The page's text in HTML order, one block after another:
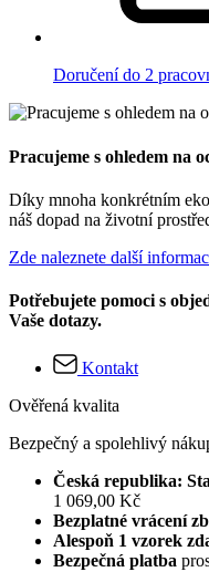
Doručení do 2
Pracujeme s ohledem na
Díky mnoha konkrétním
náš dopad na životní
Zde naleznete další
Potřebujete pomoci s
Vaše dotazy.
Kontakt
Ověřená kvalita
Bezpečný a spolehlivý
Česká republika:
1 069,00 Kč
Bezplatné vrácení
Alespoň 1 vzorek
Bezpečná platba